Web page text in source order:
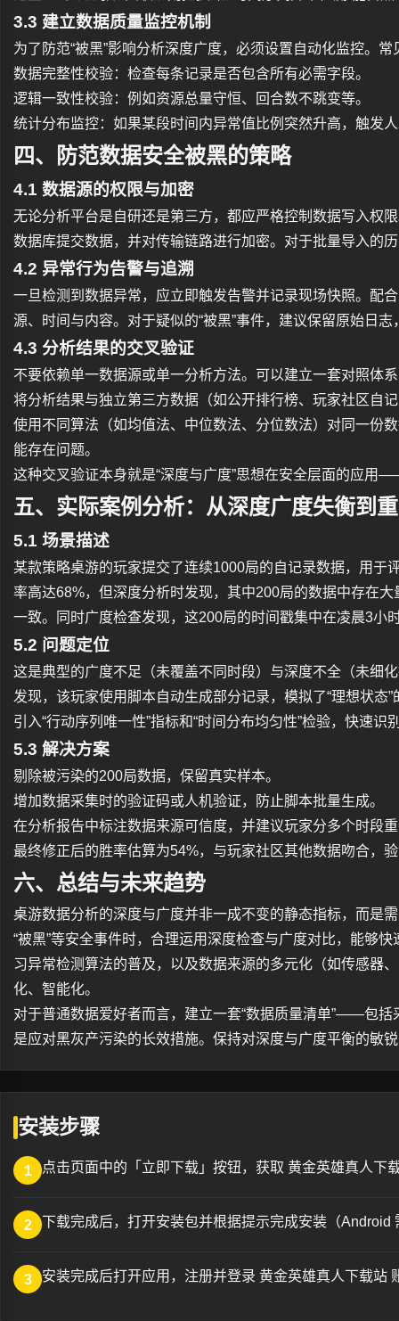
3.3 建立数据质量监控机制
为了防范“被黑”影响分析深度广度，必须设置自动化监控。
数据完整性校验：检查每条记录是否包含所有必需字段。
逻辑一致性校验：例如资源总量守恒、回合数不跳变等。
统计分布监控：如果某段时间内异常值比例突然升高，触发
四、防范数据安全被黑的策略
4.1 数据源的权限与加密
无论分析平台是自研还是第三方，都应严格控制数据写入权
数据库提交数据，并对传输链路进行加密。对于批量导入的
4.2 异常行为告警与追溯
一旦检测到数据异常，应立即触发告警并记录现场快照。配
源、时间与内容。对于疑似的“被黑”事件，建议保留原始日
4.3 分析结果的交叉验证
不要依赖单一数据源或单一分析方法。可以建立一套对照体
将分析结果与独立第三方数据（如公开排行榜、玩家社区自
使用不同算法（如均值法、中位数法、分位数法）对同一份
能存在问题。
这种交叉验证本身就是“深度与广度”思想在安全层面的应用
五、实际案例分析：从深度广度失衡到
5.1 场景描述
某款策略桌游的玩家提交了连续1000局的自记录数据，用于
率高达68%，但深度分析时发现，其中200局的数据中存在
一致。同时广度检查发现，这200局的时间戳集中在凌晨3小
5.2 问题定位
这是典型的广度不足（未覆盖不同时段）与深度不全（未细
发现，该玩家使用脚本自动生成部分记录，模拟了“理想状态
引入“行动序列唯一性”指标和“时间分布均匀性”检验，快速识
5.3 解决方案
剔除被污染的200局数据，保留真实样本。
增加数据采集时的验证码或人机验证，防止脚本批量生成。
在分析报告中标注数据来源可信度，并建议玩家分多个时段
最终修正后的胜率估算为54%，与玩家社区其他数据吻合，
六、总结与未来趋势
桌游数据分析的深度与广度并非一成不变的静态指标，而是
“被黑”等安全事件时，合理运用深度检查与广度对比，能够
习异常检测算法的普及，以及数据来源的多元化（如传感器
化、智能化。
对于普通数据爱好者而言，建立一套“数据质量清单”——包
是应对黑灰产污染的长效措施。保持对深度与广度平衡的敏
安装步骤
1 点击页面中的「立即下载」按钮，获取 黄金英雄真人下
2 下载完成后，打开安装包并根据提示完成安装（Android
3 安装完成后打开应用，注册并登录 黄金英雄真人下载站